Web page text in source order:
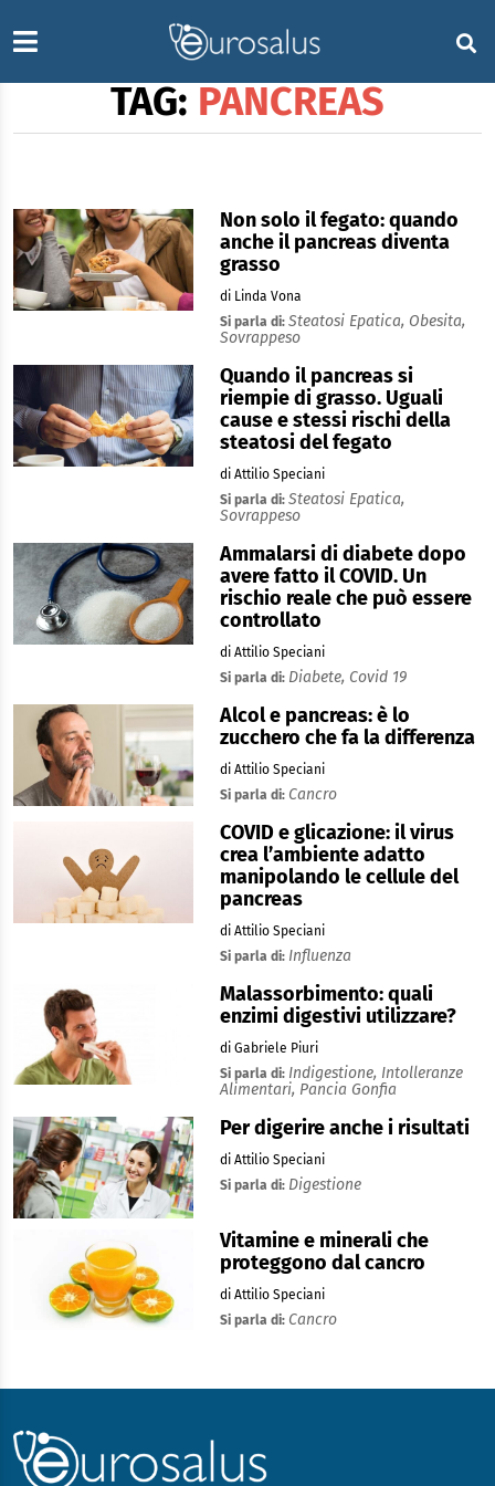
TAG: PANCREAS
Non solo il fegato: quando
anche il pancreas diventa
grasso
di Linda Vona
Si parla di: Steatosi Epatica, Obesita,
Sovrappeso
Quando il pancreas si
riempie di grasso. Uguali
cause e stessi rischi della
steatosi del fegato
di Attilio Speciani
Si parla di: Steatosi Epatica,
Sovrappeso
Ammalarsi di diabete dopo
avere fatto il COVID. Un
rischio reale che può essere
controllato
di Attilio Speciani
Si parla di: Diabete, Covid 19
Alcol e pancreas: è lo
zucchero che fa la differenza
di Attilio Speciani
Si parla di: Cancro
COVID e glicazione: il virus
crea l’ambiente adatto
manipolando le cellule del
pancreas
di Attilio Speciani
Si parla di: Influenza
Malassorbimento: quali
enzimi digestivi utilizzare?
di Gabriele Piuri
Si parla di: Indigestione, Intolleranze
Alimentari, Pancia Gonfia
Per digerire anche i risultati
di Attilio Speciani
Si parla di: Digestione
Vitamine e minerali che
proteggono dal cancro
di Attilio Speciani
Si parla di: Cancro